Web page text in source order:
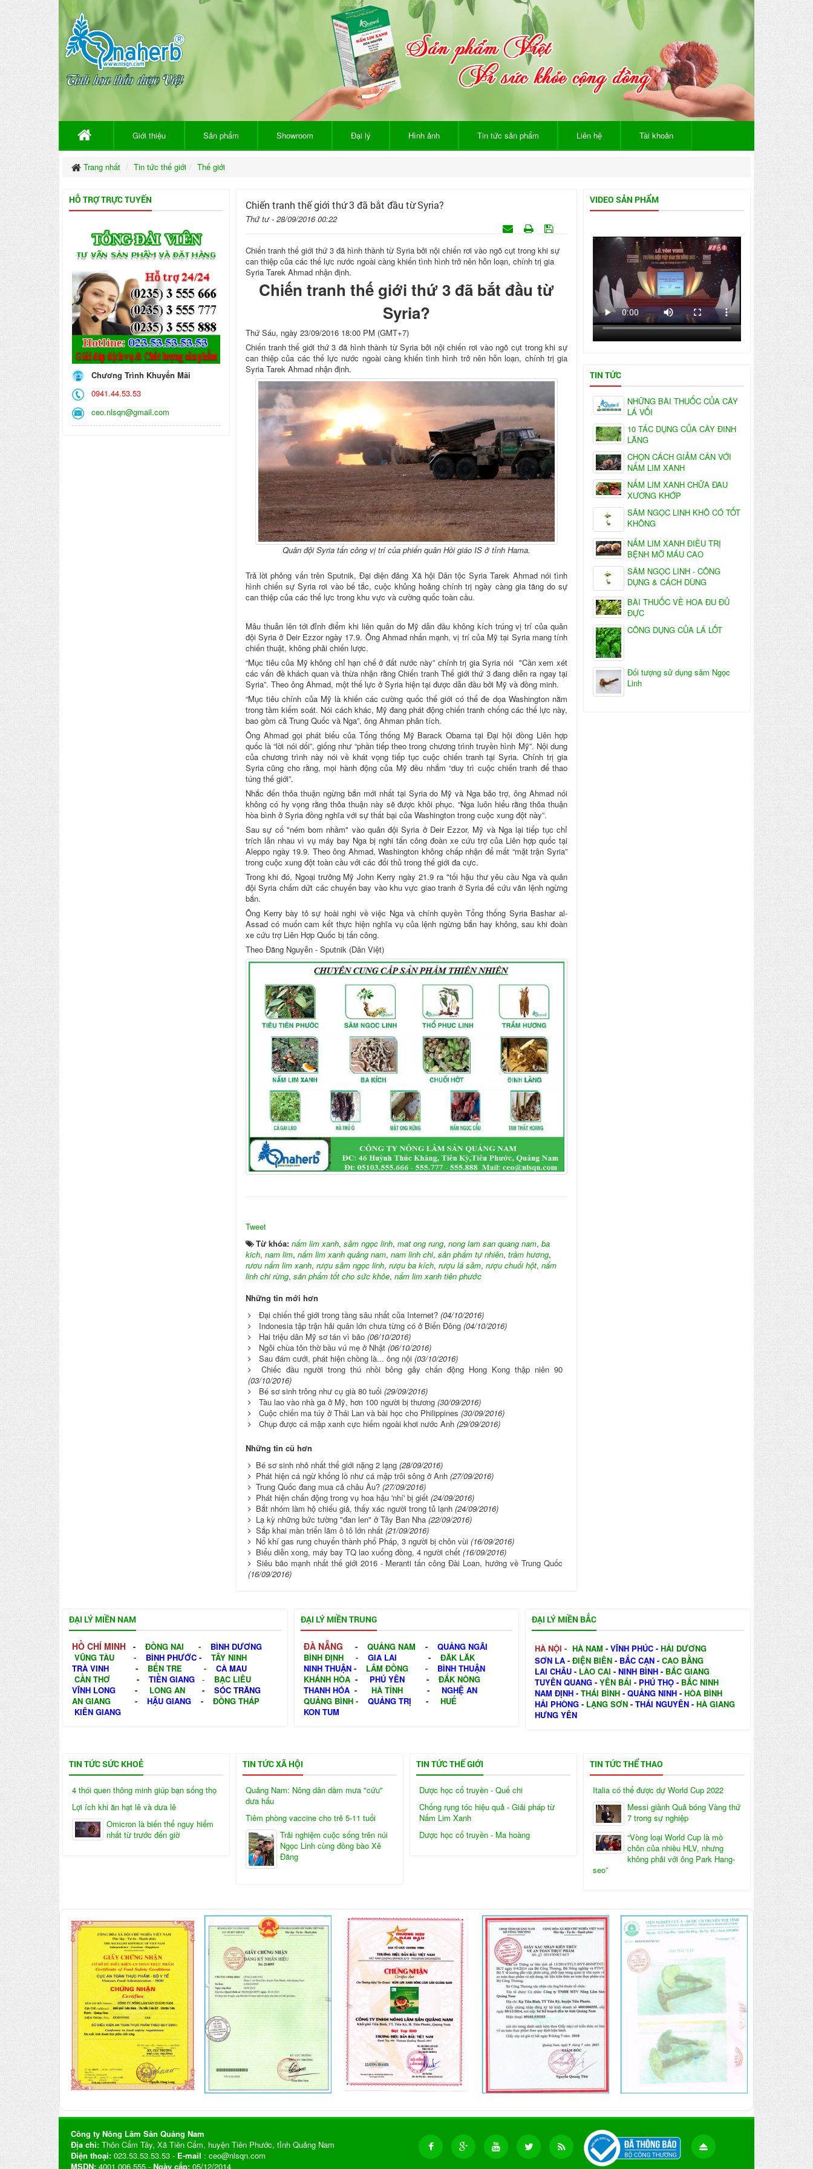
Giới thiệu Sản phẩm Showroom Đại lý Hình ảnh Tin tức sản phẩm Liên hệ Tài khoản
Trang nhất Tin tức thế giới Thế giới
Chiến tranh thế giới thứ 3 đã bắt đầu từ Syria?
Thứ tư - 28/09/2016 00:22
Chiến tranh thế giới thứ 3 đã hình thành từ Syria bởi nội chiến rơi vào ngõ cụt trong khi sự
can thiệp của các thế lực nước ngoài càng khiến tình hình trở nên hỗn loạn, chính trị gia
Syria Tarek Ahmad nhận định.
Chiến tranh thế giới thứ 3 đã bắt đầu từ
Syria?
Thứ Sáu, ngày 23/09/2016 18:00 PM (GMT+7)
Chiến tranh thế giới thứ 3 đã hình thành từ Syria bởi nội chiến rơi vào ngõ cụt trong khi sự
can thiệp của các thế lực nước ngoài càng khiến tình hình trở nên hỗn loạn, chính trị gia
Syria Tarek Ahmad nhận định.
Quân đội Syria tấn công vị trí của phiến quân Hồi giáo IS ở tỉnh Hama.
Trả lời phỏng vấn trên Sputnik, Đại diện đảng Xã hội Dân tộc Syria Tarek Ahmad nói tình
hình chiến sự Syria rơi vào bế tắc, cuộc khủng hoảng chính trị ngày càng gia tăng do sự
can thiệp của các thế lực trong khu vực và cường quốc toàn cầu.
Mâu thuẫn lên tới đỉnh điểm khi liên quân do Mỹ dẫn đầu không kích trúng vị trí của quân
đội Syria ở Deir Ezzor ngày 17.9. Ông Ahmad nhấn mạnh, vị trí của Mỹ tại Syria mang tính
chiến thuật, không phải chiến lược.
“Mục tiêu của Mỹ không chỉ hạn chế ở đất nước này” chính trị gia Syria nói "Cần xem xét
các vấn đề khách quan và thừa nhận rằng Chiến tranh Thế giới thứ 3 đang diễn ra ngay tại
Syria”. Theo ông Ahmad, một thế lực ở Syria hiện tại được dẫn đầu bởi Mỹ và đồng minh.
“Mục tiêu chính của Mỹ là khiến các cường quốc thế giới có thể đe dọa Washington nằm
trong tầm kiểm soát. Nói cách khác, Mỹ đang phát động chiến tranh chống các thế lực này,
bao gồm cả Trung Quốc và Nga”, ông Ahman phân tích.
Ông Ahmad gọi phát biểu của Tổng thống Mỹ Barack Obama tại Đại hội đồng Liên hợp
quốc là “lời nói dối”, giống như “phần tiếp theo trong chương trình truyền hình Mỹ”. Nội dung
của chương trình này nói về khát vọng tiếp tục cuộc chiến tranh tại Syria. Chính trị gia
Syria cũng cho rằng, mọi hành động của Mỹ đều nhắm “duy trì cuộc chiến tranh để thao
túng thế giới”.
Nhắc đến thỏa thuận ngừng bắn mới nhất tại Syria do Mỹ và Nga bảo trợ, ông Ahmad nói
không có hy vọng rằng thỏa thuận này sẽ được khôi phục. “Nga luôn hiểu rằng thỏa thuận
hòa bình ở Syria đồng nghĩa với sự thất bại của Washington trong cuộc xung đột này”.
Sau sự cố "ném bom nhầm" vào quân đội Syria ở Deir Ezzor, Mỹ và Nga lại tiếp tục chỉ
trích lẫn nhau vì vụ máy bay Nga bị nghi tấn công đoàn xe cứu trợ của Liên hợp quốc tại
Aleppo ngày 19.9. Theo ông Ahmad, Washington không chấp nhận để mất “mặt trận Syria”
trong cuộc xung đột toàn cầu với các đối thủ trong thế giới đa cực.
Trong khi đó, Ngoại trưởng Mỹ John Kerry ngày 21.9 ra "tối hậu thư yêu cầu Nga và quân
đội Syria chấm dứt các chuyến bay vào khu vực giao tranh ở Syria để cứu vãn lệnh ngừng
bắn.
Ông Kerry bày tỏ sự hoài nghi về việc Nga và chính quyền Tổng thống Syria Bashar al-
Assad có muốn cam kết thực hiện nghĩa vụ của lệnh ngừng bắn hay không, sau khi đoàn
xe cứu trợ Liên Hợp Quốc bị tấn công.
Theo Đăng Nguyễn - Sputnik (Dân Việt)
Tweet
Từ khóa: nấm lim xanh, sâm ngọc linh, mat ong rung, nong lam san quang nam, ba
kich, nam lim, nấm lim xanh quảng nam, nam linh chi, sản phẩm tự nhiên, trầm hương,
rươu nấm lim xanh, rượu sâm ngọc linh, rượu ba kích, rượu lá sâm, rượu chuối hột, nấm
linh chi rừng, sản phẩm tốt cho sức khỏe, nấm lim xanh tiên phước
Những tin mới hơn
Đại chiến thế giới trong tầng sâu nhất của Internet? (04/10/2016)
Indonesia tập trận hải quân lớn chưa từng có ở Biển Đông (04/10/2016)
Hai triệu dân Mỹ sơ tán vì bão (06/10/2016)
Ngôi chùa tôn thờ bầu vú mẹ ở Nhật (06/10/2016)
Sau đám cưới, phát hiện chồng là... ông nội (03/10/2016)
Chiếc đầu người trong thú nhồi bông gây chấn động Hong Kong thập niên 90
(03/10/2016)
Bé sơ sinh trông như cụ già 80 tuổi (29/09/2016)
Tàu lao vào nhà ga ở Mỹ, hơn 100 người bị thương (30/09/2016)
Cuộc chiến ma túy ở Thái Lan và bài học cho Philippines (30/09/2016)
Chụp được cá mập xanh cực hiếm ngoài khơi nước Anh (29/09/2016)
Những tin cũ hơn
Bé sơ sinh nhỏ nhất thế giới nặng 2 lạng (28/09/2016)
Phát hiện cá ngừ khổng lồ như cá mập trôi sông ở Anh (27/09/2016)
Trung Quốc đang mua cả châu Âu? (27/09/2016)
Phát hiện chấn động trong vụ hoa hậu 'nhí' bị giết (24/09/2016)
Bắt nhóm làm hộ chiếu giả, thấy xác người trong tủ lạnh (24/09/2016)
Lạ kỳ những bức tường "đan len" ở Tây Ban Nha (22/09/2016)
Sắp khai màn triển lãm ô tô lớn nhất (21/09/2016)
Nổ khí gas rung chuyển thành phố Pháp, 3 người bị chôn vùi (16/09/2016)
Biểu diễn xong, máy bay TQ lao xuống đồng, 4 người chết (16/09/2016)
Siêu bão mạnh nhất thế giới 2016 - Meranti tấn công Đài Loan, hướng về Trung Quốc
(16/09/2016)
VIDEO SẢN PHẨM
TIN TỨC
NHỮNG BÀI THUỐC CỦA CÂY
LÁ VỐI
10 TÁC DỤNG CỦA CÂY ĐINH
LĂNG
CHỌN CÁCH GIẢM CÂN VỚI
NẤM LIM XANH
NẤM LIM XANH CHỮA ĐAU
XƯƠNG KHỚP
SÂM NGỌC LINH KHÔ CÓ TỐT
KHÔNG
NẤM LIM XANH ĐIỀU TRỊ
BỆNH MỠ MÁU CAO
SÂM NGỌC LINH - CÔNG
DỤNG & CÁCH DÙNG
BÀI THUỐC VỀ HOA ĐU ĐỦ
ĐỰC
CÔNG DỤNG CỦA LÁ LỐT
Đối tượng sử dụng sâm Ngọc
Linh
HỖ TRỢ TRỰC TUYẾN
Chương Trình Khuyến Mãi
0941.44.53.53
ceo.nlsqn@gmail.com
ĐẠI LÝ MIỀN NAM
HỒ CHÍ MINH - ĐỒNG NAI - BÌNH DƯƠNG
VŨNG TÀU - BÌNH PHƯỚC - TÂY NINH
TRÀ VINH - BẾN TRE - CÀ MAU
CẦN THƠ - TIỀN GIANG - BẠC LIÊU
VĨNH LONG
- LONG AN - SÓC TRĂNG
AN GIANG
- HẬU GIANG -
ĐỒNG THÁP
KIÊN GIANG
ĐẠI LÝ MIỀN TRUNG
ĐÀ NẴNG - QUẢNG NAM - QUẢNG NGÃI
BÌNH ĐỊNH
- GIA LAI - ĐĂK LĂK
NINH THUẬN - LÂM ĐỒNG - BÌNH THUẬN
KHÁNH HÒA - PHÚ YÊN -
ĐẮK NÔNG
THANH HÓA - HÀ TỈNH -
NGHỆ AN
QUẢNG BÌNH- QUẢNG TRỊ -
HUẾ
KON TUM
ĐẠI LÝ MIỀN BẮC
HÀ NỘI - HÀ NAM -VĨNH PHÚC -HẢI DƯƠNG
SƠN LA -ĐIỆN BIÊN - BẮC CẠN -CAO BẰNG
LAI CHÂU - LÀO CAI -NINH BÌNH - BẮC GIANG
TUYÊN QUANG -YÊN BÁI - PHÚ THỌ- BẮC NINH
NAM ĐỊNH-THÁI BÌNH -QUẢNG NINH -HÒA BÌNH
HẢI PHÒNG - LẠNG SƠN -THÁI NGUYÊN -HÀ GIANG
HƯNG YÊN
TIN TỨC SỨC KHOẺ
4 thói quen thông minh giúp bạn sống thọ
Lợi ích khi ăn hạt lê và dưa lê
Omicron là biến thể nguy hiểm
nhất từ trước đến giờ
TIN TỨC XÃ HỘI
Quảng Nam: Nông dân dầm mưa "cứu"
dưa hấu
Tiêm phòng vaccine cho trẻ 5-11 tuổi
Trải nghiệm cuộc sống trên núi
Ngọc Linh cùng đồng bào Xê
Đăng
TIN TỨC THẾ GIỚI
Dược học cổ truyền - Quế chi
Chống rụng tóc hiệu quả - Giải pháp từ
Nấm Lim Xanh
Dược học cổ truyền - Ma hoàng
TIN TỨC THỂ THAO
Italia có thể được dự World Cup 2022
Messi giành Quả bóng Vàng thứ
7 trong sự nghiệp
“Vòng loại World Cup là mồ
chôn của nhiều HLV, nhưng
không phải với ông Park Hang-
seo”
Công ty Nông Lâm Sản Quảng Nam
Địa chỉ: Thôn Cẩm Tây, Xã Tiên Cẩm, huyện Tiên Phước, tỉnh Quảng Nam
Điện thoại: 023.53.53.53.53 - E-mail : ceo@nlsqn.com
MSDN: 4001 006 555 - Ngày cấp: 05/12/2014